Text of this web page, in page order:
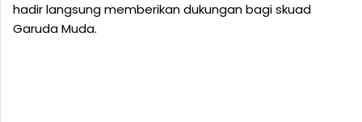
hadir langsung memberikan dukungan bagi skuad
Garuda Muda.